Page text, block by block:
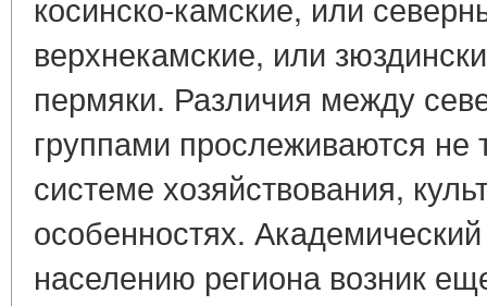
верхнекамские, или
пермяки. Различия между
группами прослеживаются не
системе хозяйствования,
особенностях.
населению региона возник